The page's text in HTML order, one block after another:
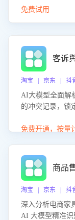
免费试用
客诉
淘宝 | 京东 | 抖
AI大模型全面解
的冲突记录，锁
置差评防控，提
免费开通，按量
商品
淘宝 | 京东 | 抖
深入分析电商家
AI 大模型精准识